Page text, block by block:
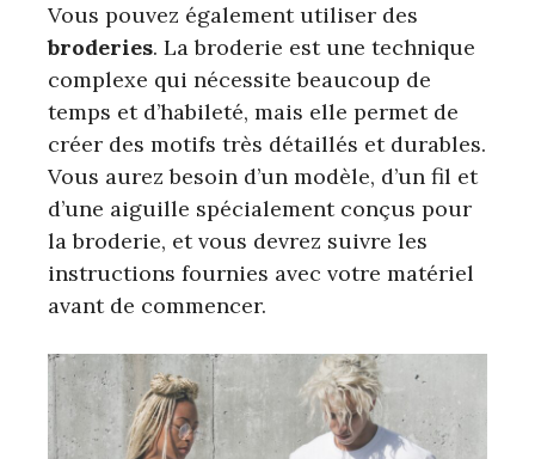
Vous pouvez également utiliser des
broderies. La broderie est une technique
complexe qui nécessite beaucoup de
temps et d’habileté, mais elle permet de
créer des motifs très détaillés et durables.
Vous aurez besoin d’un modèle, d’un fil et
d’une aiguille spécialement conçus pour
la broderie, et vous devrez suivre les
instructions fournies avec votre matériel
avant de commencer.